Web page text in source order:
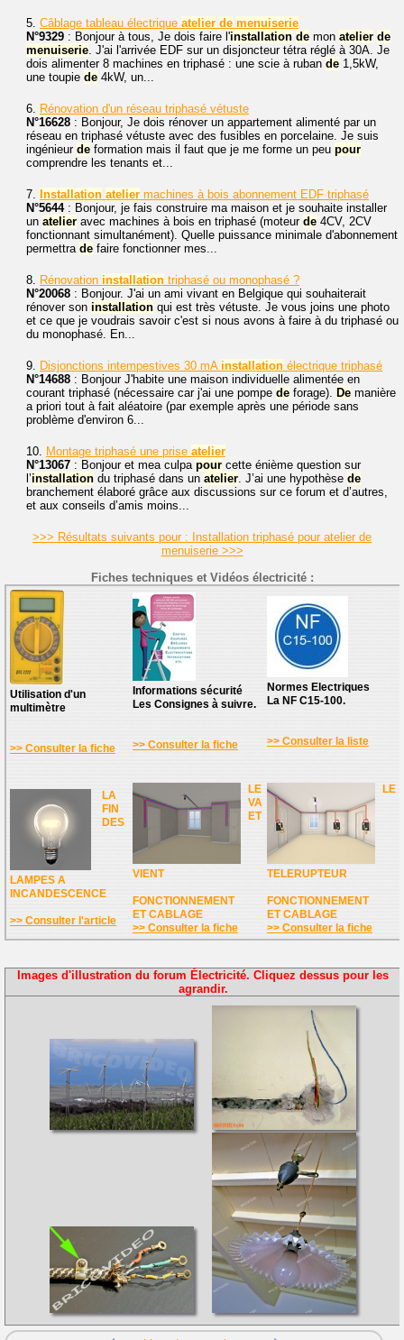
5. Câblage tableau électrique atelier de menuiserie
N°9329 : Bonjour à tous, Je dois faire l'installation de mon atelier de
menuiserie. J'ai l'arrivée EDF sur un disjoncteur tétra réglé à 30A. Je
dois alimenter 8 machines en triphasé : une scie à ruban de 1,5kW,
une toupie de 4kW, un...
6. Rénovation d'un réseau triphasé vétuste
N°16628 : Bonjour, Je dois rénover un appartement alimenté par un
réseau en triphasé vétuste avec des fusibles en porcelaine. Je suis
ingénieur de formation mais il faut que je me forme un peu pour
comprendre les tenants et...
7. Installation atelier machines à bois abonnement EDF triphasé
N°5644: Bonjour, je fais construire ma maison et je souhaite installer
un atelier avec machines à bois en triphasé (moteur de 4CV, 2CV
fonctionnant simultanément). Quelle puissance minimale d'abonnement
permettra de faire fonctionner mes...
8. Rénovation installation triphasé ou monophasé ?
N°20068 : Bonjour. J'ai un ami vivant en Belgique qui souhaiterait
rénover son installation qui est très vétuste. Je vous joins une photo
et ce que je voudrais savoir c'est si nous avons à faire à du triphasé ou
du monophasé. En...
9. Disjonctions intempestives 30 mA installation électrique triphasé
N°14688 : Bonjour J'habite une maison individuelle alimentée en
courant triphasé (nécessaire car j'ai une pompe de forage). De manière
a priori tout à fait aléatoire (par exemple après une période sans
problème d'environ 6...
10. Montage triphasé une prise atelier
N°13067 : Bonjour et mea culpa pour cette énième question sur
l’installation du triphasé dans un atelier. J’ai une hypothèse de
branchement élaboré grâce aux discussions sur ce forum et d’autres,
et aux conseils d’amis moins...
>>> Résultats suivants pour : Installation triphasé pour atelier de
menuiserie >>>
Fiches techniques et Vidéos électricité :
Utilisation d'un
multimètre
>> Consulter la fiche
Informations sécurité
Les Consignes à suivre.
>> Consulter la fiche
Normes Electriques
La NF C15-100.
>> Consulter la liste
LA
FIN
DES
LAMPES A
INCANDESCENCE
>> Consulter l'article
LE
VA
ET
VIENT
FONCTIONNEMENT
ET CABLAGE
>> Consulter la fiche
LE
TELERUPTEUR
FONCTIONNEMENT
ET CABLAGE
>> Consulter la fiche
Images d'illustration du forum Électricité. Cliquez dessus pour les
agrandir.